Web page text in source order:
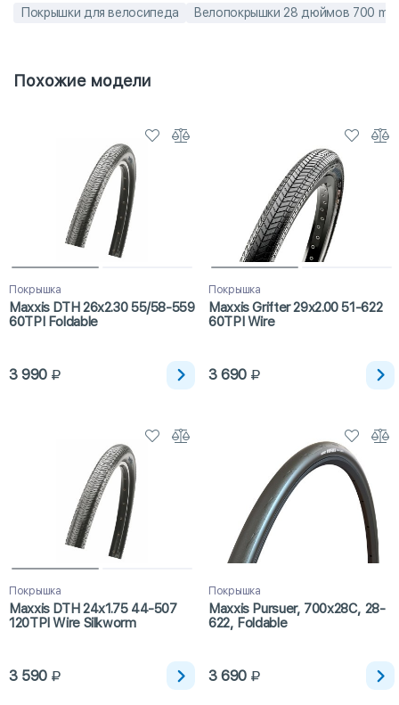
Покрышки для велосипеда Велопокрышки 28 дюймов 700 mm
Похожие модели
Покрышка
Maxxis DTH 26x2.30 55/58-559
60TPI Foldable
3 990
Покрышка
Maxxis Grifter 29x2.00 51-622
60TPI Wire
3 690
Покрышка
Maxxis DTH 24x1.75 44-507
120TPI Wire Silkworm
3 590
Покрышка
Maxxis Pursuer, 700x28C, 28-
622, Foldable
3 690